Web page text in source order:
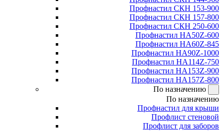
Профнастил СКН 153-900
Профнастил СКН 157-800
Профнастил СКН 250-600
Профнастил НА50Z-600
Профнастил НА60Z-845
Профнастил НА90Z-1000
Профнастил НА114Z-750
Профнастил НА153Z-900
Профнастил НА157Z-800
По назначению
По назначению
Профнастил для крыши
Профлист стеновой
Профлист для заборов